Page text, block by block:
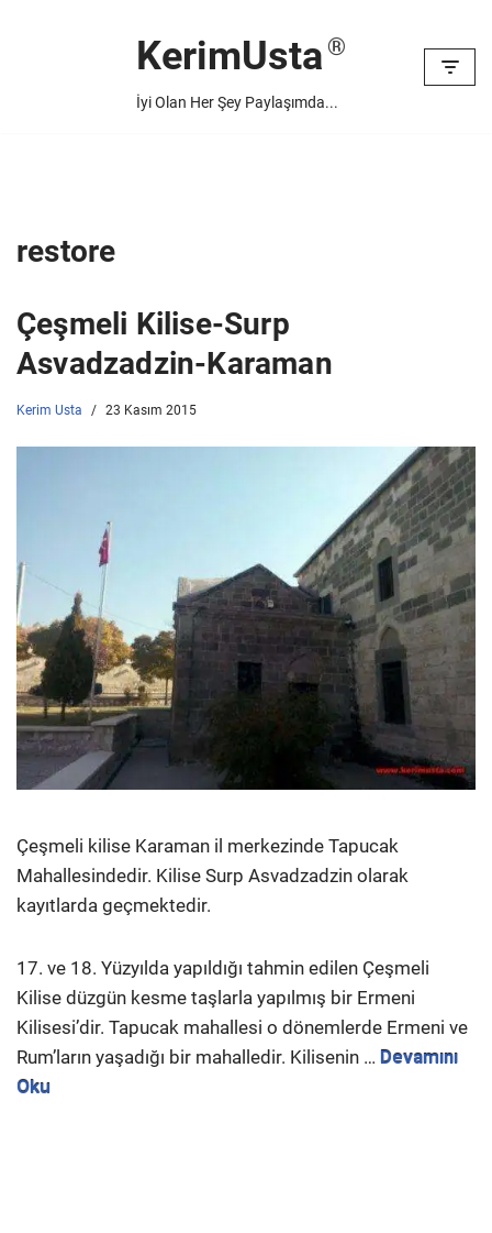
KerimUsta
İyi Olan Her Şey Paylaşımda...
restore
Çeşmeli Kilise-Surp
Asvadzadzin-Karaman
Kerim Usta 23 Kasım 2015
Çeşmeli kilise Karaman il merkezinde Tapucak
Mahallesindedir. Kilise Surp Asvadzadzin olarak
kayıtlarda geçmektedir.
17. ve 18. Yüzyılda yapıldığı tahmin edilen Çeşmeli
Kilise düzgün kesme taşlarla yapılmış bir Ermeni
Kilisesi’dir. Tapucak mahallesi o dönemlerde Ermeni ve
Rum’ların yaşadığı bir mahalledir. Kilisenin … Devamını
Oku